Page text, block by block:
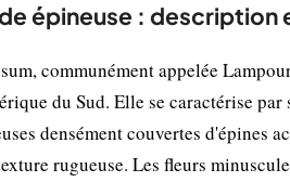
épineuse : description
communément appelée
du Sud. Elle se caractérise
densément couvertes d'épines
rugueuse. Les fleurs